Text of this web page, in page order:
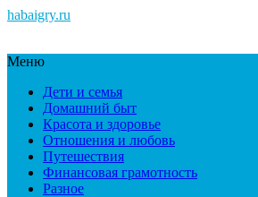
habaigry.ru
Меню
Дети и семья
Домашний быт
Красота и здоровье
Отношения и любовь
Путешествия
Финансовая грамотность
Разное